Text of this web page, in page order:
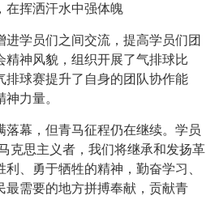
在挥洒汗水中强体魄
进学员们之间交流，提高学员们团
精神风貌，组织开展了气排球比
排球赛提升了自身的团队协作能
力量。
落幕，但青马征程仍在继续。学员
克思主义者，我们将继承和发扬革
、勇于牺牲的精神，勤奋学习、
最需要的地方拼搏奉献，贡献青